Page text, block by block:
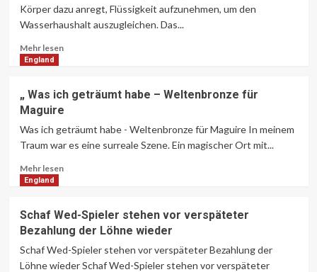
Ihre
Knochen
Forschung
Körper dazu anregt, Flüssigkeit aufzunehmen, um den
Wasserhaushalt auszugleichen. Das...
Mehr lesenLesen
Was
ist
Durst?
England
„ Was ich geträumt habe – Weltenbronze für
Maguire
Was ich geträumt habe - Weltenbronze für Maguire In meinem
Traum war es eine surreale Szene. Ein magischer Ort mit...
Mehr lesenLesen
„
Was
ich
geträumt
England
Schaf Wed-Spieler stehen vor verspäteter
Bezahlung der Löhne wieder
Schaf Wed-Spieler stehen vor verspäteter Bezahlung der
Löhne wieder Schaf Wed-Spieler stehen vor verspäteter